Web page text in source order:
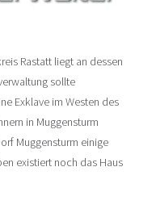
Rastatt liegt an dessen
sollte
Exklave im Westen des
in Muggensturm
Muggensturm einige
existiert noch das Haus